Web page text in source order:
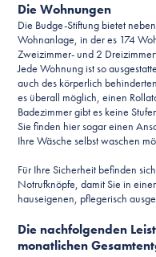
Die Wohnungen
Die Budge-Stiftung bietet
Wohnanlage, in der es 174
Zweizimmer- und 2
Jede Wohnung ist so
auch des körperlich
es überall möglich, einen
Badezimmer gibt es keine
Sie finden hier sogar einen
Ihre Wäsche selbst waschen
Für Ihre Sicherheit befinden
Notrufknöpfe, damit Sie in
hauseigenen, pflegerisch
Die nachfolgenden
monatlichen